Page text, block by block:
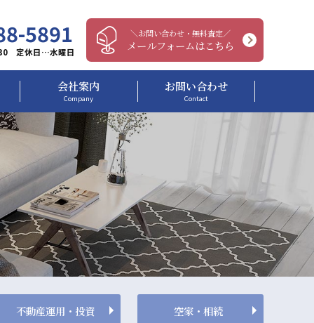
5891
定休日…水曜日
＼お問い合わせ・無料査定／
メールフォームはこちら
会社案内
Company
お問い合わせ
Contact
不動産運用・投資 空家・相続